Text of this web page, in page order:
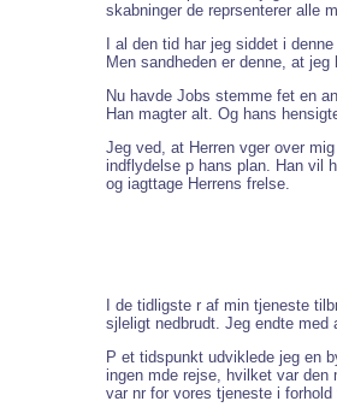
skabninger de reprsenterer alle
I al den tid har jeg siddet i
Men sandheden er denne, at
Nu havde Jobs stemme fet en
Han magter alt. Og hans
Jeg ved, at Herren vger over
indflydelse p hans plan. Han vil
og iagttage Herrens frelse.
I de tidligste r af min tjeneste
sjleligt nedbrudt. Jeg endte
P et tidspunkt udviklede jeg en
ingen mde rejse, hvilket var
var nr for vores tjeneste i